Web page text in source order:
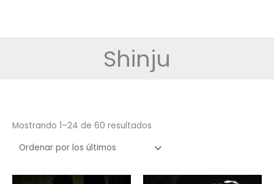
Shinju
Mostrando 1–24 de 60 resultados
últimos